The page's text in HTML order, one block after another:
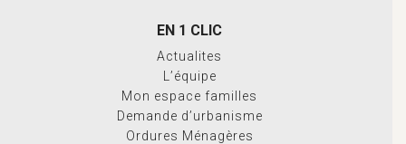
EN 1 CLIC
Actualites
L’équipe
Mon espace familles
Demande d’urbanisme
Ordures Ménagères